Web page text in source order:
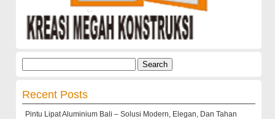
for:
Recent Posts
Pintu Lipat Aluminium Bali – Solusi Modern, Elegan, Dan Tahan